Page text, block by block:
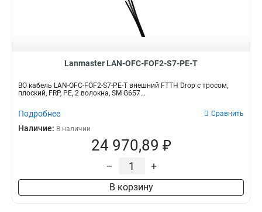
Lanmaster LAN-OFC-FOF2-S7-PE-T
ВО кабель LAN-OFC-FOF2-S7-PE-T внешний FTTH Drop с тросом,
плоский, FRP, PE, 2 волокна, SM G657...
Подробнее Сравнить
Наличие: В наличии
24 970,89 ₽
– +
В корзину